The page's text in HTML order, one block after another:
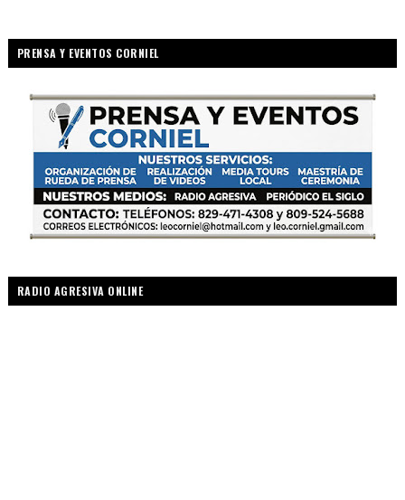
PRENSA Y EVENTOS CORNIEL
RADIO AGRESIVA ONLINE